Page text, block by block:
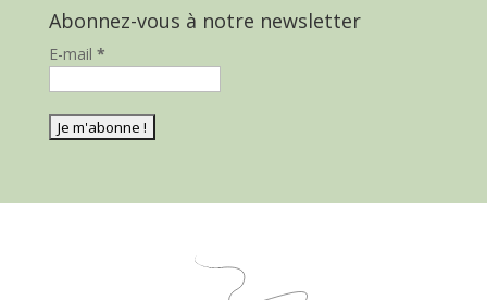
Abonnez-vous à notre newsletter
E-mail *